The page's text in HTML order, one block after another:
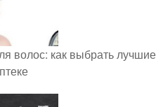
волос: как выбрать лучшие